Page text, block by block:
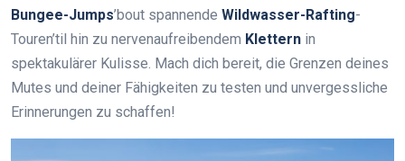
Bungee-Jumps’bout spannende Wildwasser-Rafting-
Touren’til hin zu nervenaufreibendem Klettern in
spektakulärer Kulisse. Mach dich bereit, die Grenzen deines
Mutes und deiner Fähigkeiten zu testen und unvergessliche
Erinnerungen zu schaffen!